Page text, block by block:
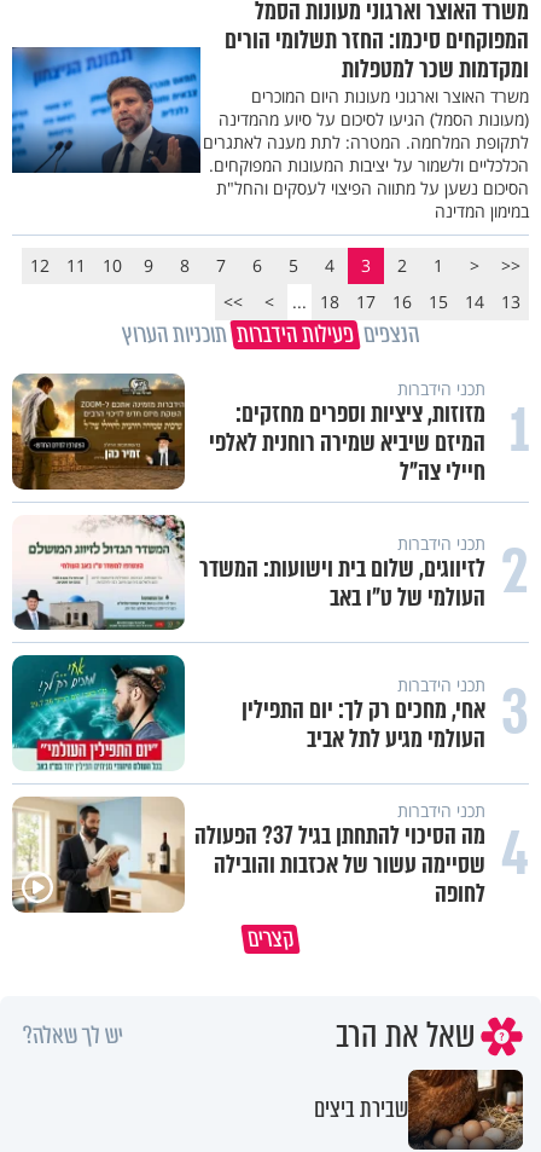
משרד האוצר וארגוני מעונות הסמל
המפוקחים סיכמו: החזר תשלומי הורים
ומקדמות שכר למטפלות
משרד האוצר וארגוני מעונות היום המוכרים
(מעונות הסמל) הגיעו לסיכום על סיוע מהמדינה
לתקופת המלחמה. המטרה: לתת מענה לאתגרים
הכלכליים ולשמור על יציבות המעונות המפוקחים.
הסיכום נשען על מתווה הפיצוי לעסקים והחל"ת
במימון המדינה
<<
<
1
2
3
4
5
6
7
8
9
10
11
12
13
14
15
16
17
18
...
>
>>
הנצפים פעילות הידברות תוכניות הערוץ
1 תכני הידברות
מזוזות, ציציות וספרים מחזקים:
המיזם שיביא שמירה רוחנית לאלפי
חיילי צה"ל
2 תכני הידברות
לזיווגים, שלום בית וישועות: המשדר
העולמי של ט"ו באב
3 תכני הידברות
אחי, מחכים רק לך: יום התפילין
העולמי מגיע לתל אביב
4 תכני הידברות
מה הסיכוי להתחתן בגיל 37? הפעולה
שסיימה עשור של אכזבות והובילה
לחופה
קצרים
באיזה ארץ לומדים יותר גמרא בדרום
שאל את הרב יש לך שאלה?
שבירת ביצים